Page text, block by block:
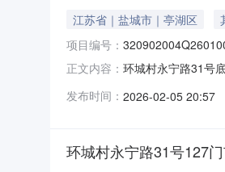
江苏省｜盐城市｜亭湖区
项目编号：
正文内容： 环城村永宁路31号
101门面项目位置
发布时间： 2026-02-05 20:57
环城村永宁路31号127